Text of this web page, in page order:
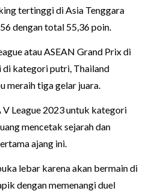
tertinggi di Asia Tenggara
dengan total 55,36 poin.
atau ASEAN Grand Prix di
di kategori putri, Thailand
meraih tiga gelar juara.
V League 2023 untuk kategori
mencetak sejarah dan
ajang ini.
lebar karena akan bermain di
dengan memenangi duel